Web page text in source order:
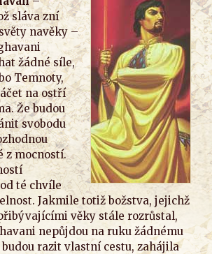
sláva zní
navěky –
žádné síle,
Temnoty,
na ostří
Že budou
svobodu
z mocností.
té chvíle
Jakmile totiž božstva, jejichž
věky stále rozrůstal,
nepůjdou na ruku žádnému
budou razit vlastní cestu, zahájila